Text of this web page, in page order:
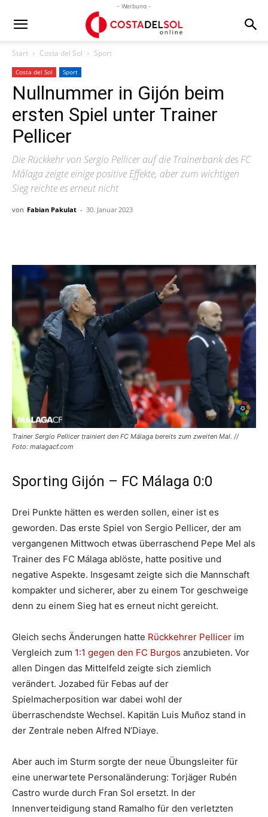
- Werbung -
Start Costa del Sol Sport
Costa del Sol Sport
Nullnummer in Gijón beim
ersten Spiel unter Trainer
Pellicer
Die Rückkehr von Sergio Pellicer auf die Trainerbank des FC
Málaga zeigte einige positive Effekte, aber zum wichtigen
Sieg reichte es erneut nicht
von Fabian Pakulat - 30. Januar 2023
Trainer Sergio Pellicer trainiert den FC Málaga bereits zum zweiten Mal. //
Foto: malagacf.com
Sporting Gijón – FC Málaga 0:0
Drei Punkte hätten es werden sollen, einer ist es
geworden. Das erste Spiel von Sergio Pellicer, der am
vergangenen Mittwoch etwas überraschend Pepe Mel als
Trainer des FC Málaga ablöste, hatte positive und
negative Aspekte. Insgesamt zeigte sich die Mannschaft
kompakter und sicherer, aber zu einem Tor geschweige
denn zu einem Sieg hat es erneut nicht gereicht.
Gleich sechs Änderungen hatte Rückkehrer Pellicer im
Vergleich zum 1:1 gegen den FC Burgos anzubieten. Vor
allen Dingen das Mittelfeld zeigte sich ziemlich
verändert. Jozabed für Febas auf der
Spielmacherposition war dabei wohl der
überraschendste Wechsel. Kapitän Luis Muñoz stand in
der Zentrale neben Alfred N’Diaye.
Aber auch im Sturm sorgte der neue Übungsleiter für
eine unerwartete Personaländerung: Torjäger Rubén
Castro wurde durch Fran Sol ersetzt. In der
Innenverteidigung stand Ramalho für den verletzten